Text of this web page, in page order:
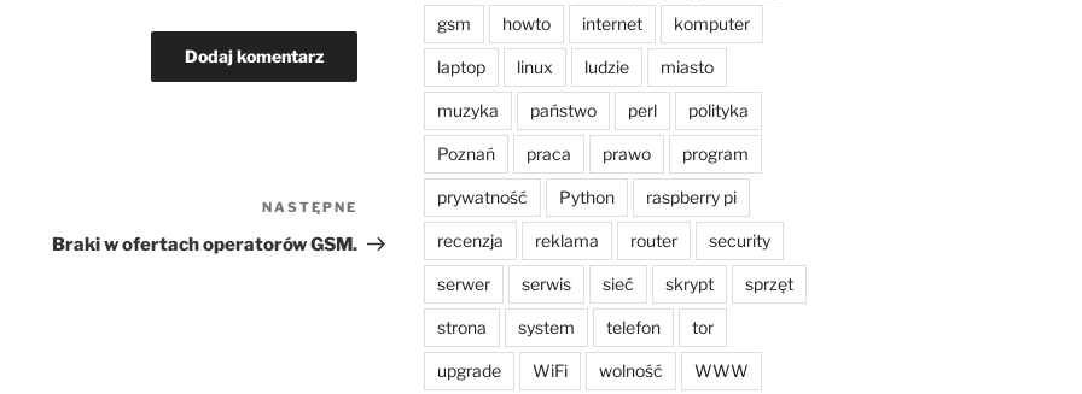
Następny
wpis
NASTĘPNE
Braki w ofertach operatorów GSM.
gsm howto internet komputer
laptop linux ludzie miasto
muzyka państwo perl polityka
Poznań praca prawo program
prywatność Python raspberry pi
recenzja reklama router security
serwer serwis sieć skrypt sprzęt
strona system telefon tor
upgrade WiFi wolność WWW